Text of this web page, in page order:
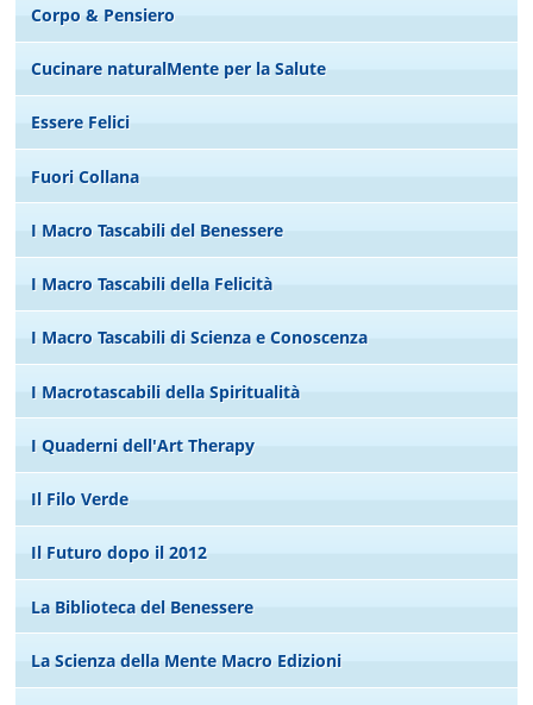
Corpo & Pensiero
Cucinare naturalMente per la Salute
Essere Felici
Fuori Collana
I Macro Tascabili del Benessere
I Macro Tascabili della Felicità
I Macro Tascabili di Scienza e Conoscenza
I Macrotascabili della Spiritualità
I Quaderni dell'Art Therapy
Il Filo Verde
Il Futuro dopo il 2012
La Biblioteca del Benessere
La Scienza della Mente Macro Edizioni